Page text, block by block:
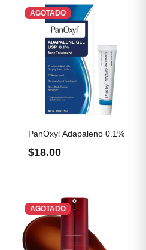
AGOTADO
PanOxyl Adapaleno 0.1%
$18.00
AGOTADO